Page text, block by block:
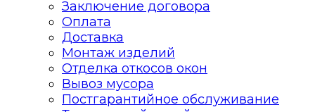
Заключение договора
Оплата
Доставка
Монтаж изделий
Отделка откосов окон
Вывоз мусора
Постгарантийное обслуживание